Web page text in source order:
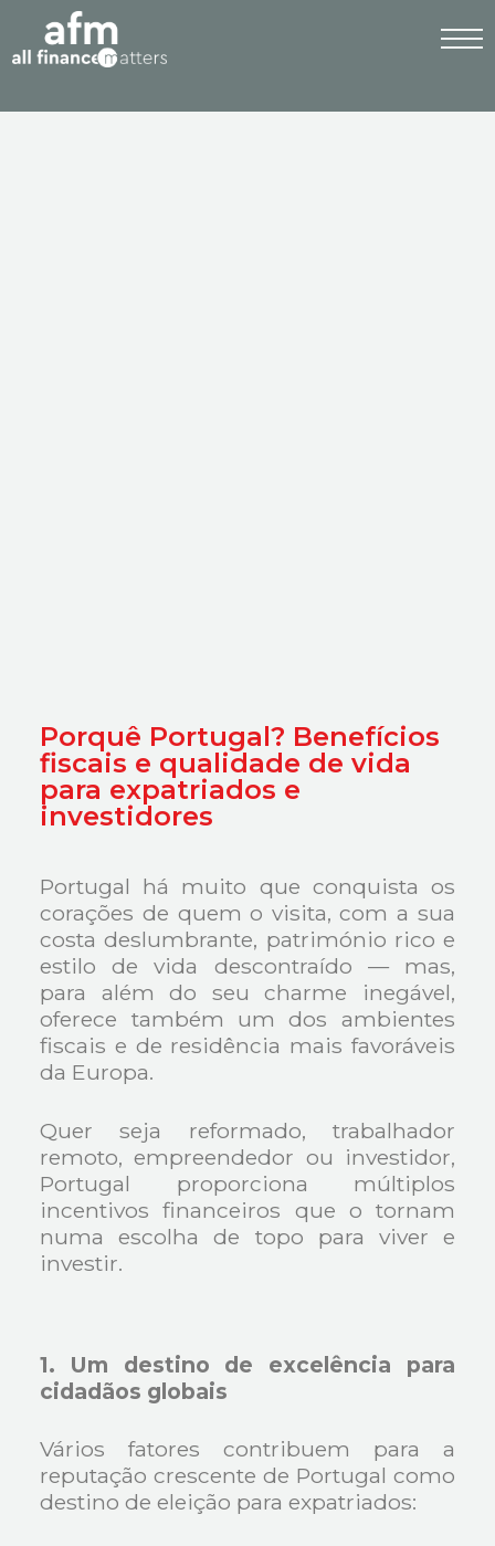
Porquê Portugal? Benefícios
fiscais e qualidade de vida
para expatriados e
investidores
Portugal há muito que conquista os
corações de quem o visita, com a sua
costa deslumbrante, património rico e
estilo de vida descontraído — mas,
para além do seu charme inegável,
oferece também um dos ambientes
fiscais e de residência mais favoráveis
da Europa.
Quer seja reformado, trabalhador
remoto, empreendedor ou investidor,
Portugal proporciona múltiplos
incentivos financeiros que o tornam
numa escolha de topo para viver e
investir.
1. Um destino de excelência para
cidadãos globais
Vários fatores contribuem para a
reputação crescente de Portugal como
destino de eleição para expatriados: